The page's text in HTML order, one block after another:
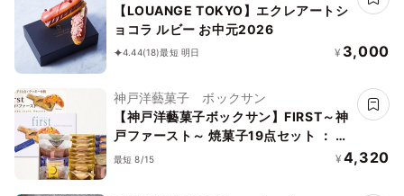
【LOUANGE TOKYO】エクレアートシ
ョコラ ルビー お中元2026
4.44(18)最短 明日 ¥ 3,000
神戸洋藝菓子 ボックサン
【神戸洋藝菓子ボックサン】FIRST～神
戸ファースト～ 焼菓子19点セット ： 定
番ギフト 熨斗対応 ：現代の名工 神戸マ
最短 8/15 ¥ 4,320